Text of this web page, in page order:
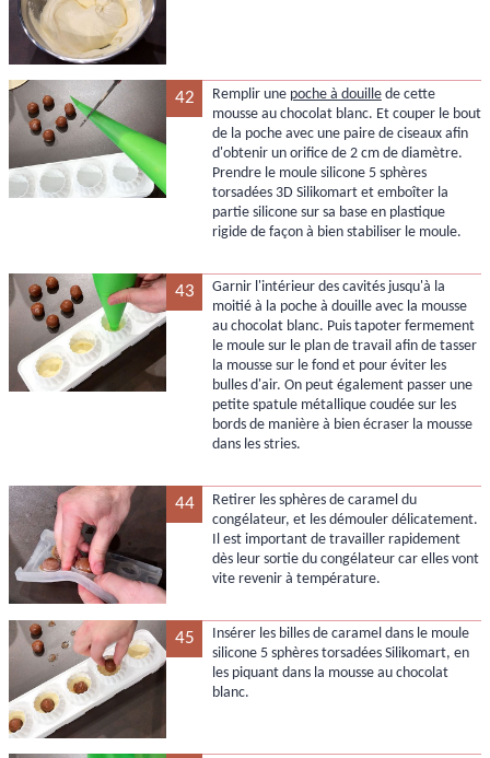
42 Remplir une poche à douillede cette
mousse au chocolat blanc. Et couper le bout
de la poche avec une paire de ciseaux afin
d'obtenir un orifice de 2 cm de diamètre.
Prendre le moule silicone 5 sphères
torsadées 3D Silikomart et emboîter la
partie silicone sur sa base en plastique
rigide de façon à bien stabiliser le moule.
43
Garnir l'intérieur des cavités jusqu'à la
moitié à la poche à douille avec la mousse
au chocolat blanc. Puis tapoter fermement
le moule sur le plan de travail afin de tasser
la mousse sur le fond et pour éviter les
bulles d'air. On peut également passer une
petite spatule métallique coudée sur les
bords de manière à bien écraser la mousse
dans les stries.
44
Retirer les sphères de caramel du
congélateur, et les démouler délicatement.
Il est important de travailler rapidement
dès leur sortie du congélateur car elles vont
vite revenir à température.
45
Insérer les billes de caramel dans le moule
silicone 5 sphères torsadées Silikomart, en
les piquant dans la mousse au chocolat
blanc.